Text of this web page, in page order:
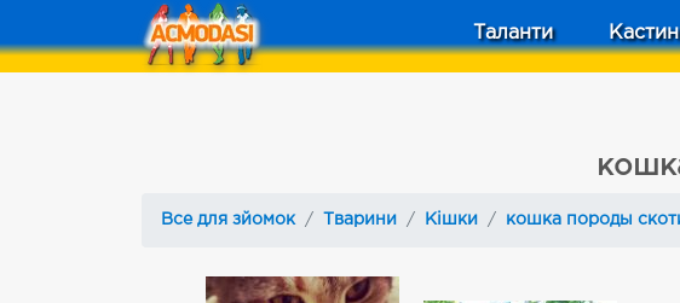
Таланти
Все для зйомок Тварини Кішки кошка породы